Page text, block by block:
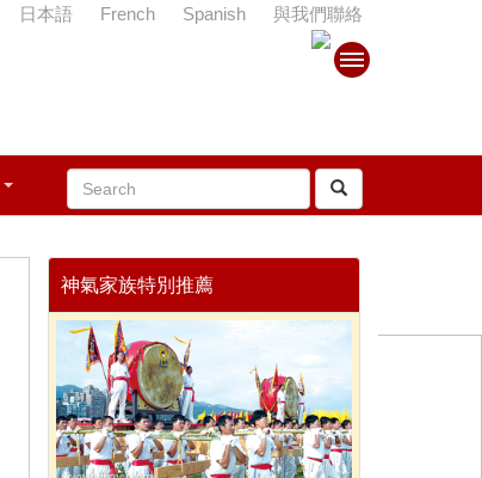
日本語 French Spanish 與我們聯絡
神氣家族特別推薦